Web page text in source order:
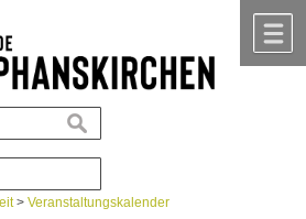
suchen
>Veranstaltungskalender